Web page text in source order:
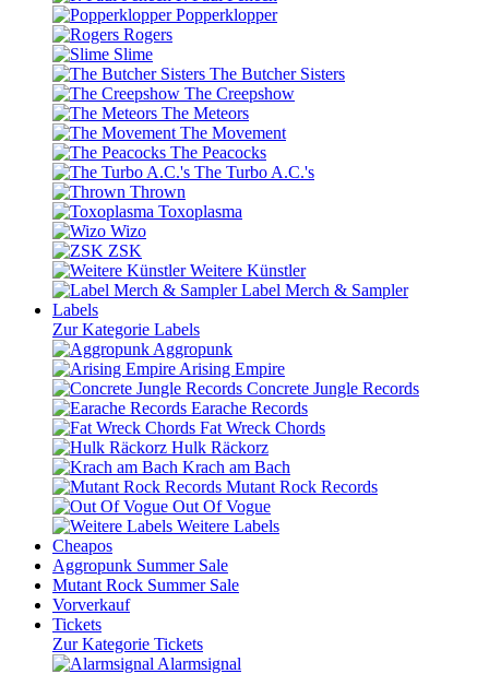
Popperklopper
Rogers
Slime
The Butcher Sisters
The Creepshow
The Meteors
The Movement
The Peacocks
The Turbo A.C.'s
Thrown
Toxoplasma
Wizo
ZSK
Weitere Künstler
Label Merch & Sampler
Labels
Zur Kategorie Labels
Aggropunk
Arising Empire
Concrete Jungle Records
Earache Records
Fat Wreck Chords
Hulk Räckorz
Krach am Bach
Mutant Rock Records
Out Of Vogue
Weitere Labels
Cheapos
Aggropunk Summer Sale
Mutant Rock Summer Sale
Vorverkauf
Tickets
Zur Kategorie Tickets
Alarmsignal